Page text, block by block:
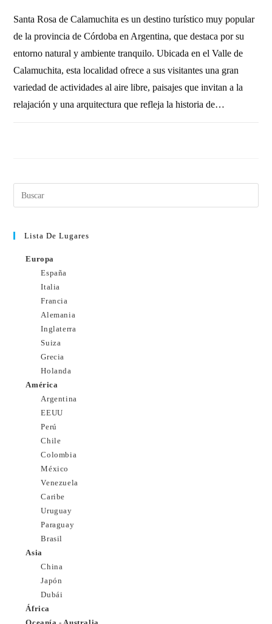
Santa Rosa de Calamuchita es un destino turístico muy popular
de la provincia de Córdoba en Argentina, que destaca por su
entorno natural y ambiente tranquilo. Ubicada en el Valle de
Calamuchita, esta localidad ofrece a sus visitantes una gran
variedad de actividades al aire libre, paisajes que invitan a la
relajación y una arquitectura que refleja la historia de…
Lista De Lugares
Europa
España
Italia
Francia
Alemania
Inglaterra
Suiza
Grecia
Holanda
América
Argentina
EEUU
Perú
Chile
Colombia
México
Venezuela
Caribe
Uruguay
Paraguay
Brasil
Asia
China
Japón
Dubái
África